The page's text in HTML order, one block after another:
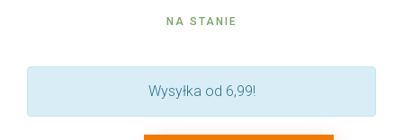
NA STANIE
Wysyłka od 6,99!